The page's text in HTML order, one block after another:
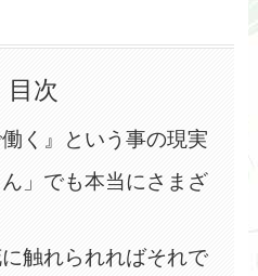
目次
働く』という事の現実
」でも本当にさまざ
触れられればそれで